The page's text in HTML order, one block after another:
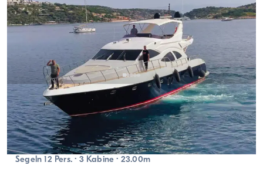
Bebek, İstanbul Neues Boot
Discover the Turkish Riviera with an Azimut Motoryacht for
an Übernachtung or Täglich Luxus Erlebnis in İstanbul
Mit Kapitaen
Motoryacht
Segeln 12 Pers. · 3 Kabine · 23.00m